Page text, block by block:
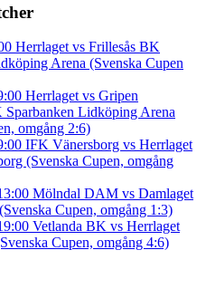
Herrlaget vs Frillesås BK
Arena (Svenska Cupen
Herrlaget vs Gripen
Sparbanken Lidköping Arena
omgång 2:6)
IFK Vänersborg vs Herrlaget
(Svenska Cupen, omgång
Mölndal DAM vs Damlaget
Cupen, omgång 1:3)
Vetlanda BK vs Herrlaget
Cupen, omgång 4:6)